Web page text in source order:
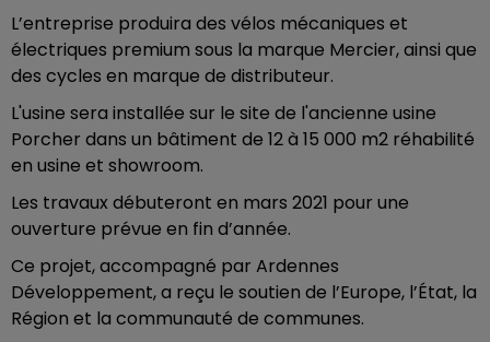
L’entreprise produira des vélos mécaniques et
électriques premium sous la marque Mercier, ainsi que
des cycles en marque de distributeur.
L'usine sera installée sur le site de l'ancienne usine
Porcher dans un bâtiment de 12 à 15 000 m2 réhabilité
en usine et showroom.
Les travaux débuteront en mars 2021 pour une
ouverture prévue en fin d’année.
Ce projet, accompagné par Ardennes
Développement, a reçu le soutien de l’Europe, l’État, la
Région et la communauté de communes.